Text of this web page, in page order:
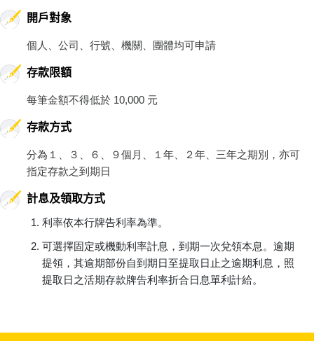
區
下
載
開戶對象
個人、公司、行號、機關、團體均可申請
存款限額
每筆金額不得低於 10,000 元
存款方式
分為１、３、６、９個月、１年、２年、三年之期別，亦可
指定存款之到期日
計息及領取方式
利率依本行牌告利率為準。
可選擇固定或機動利率計息，到期一次兌領本息。逾期
提領，其逾期部份自到期日至提取日止之逾期利息，照
提取日之活期存款牌告利率折合日息單利計給。